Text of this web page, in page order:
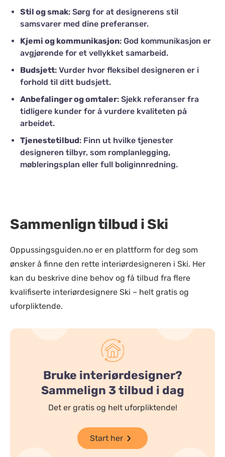
Stil og smak: Sørg for at designerens stil
samsvarer med dine preferanser.
Kjemi og kommunikasjon: God kommunikasjon er
avgjørende for et vellykket samarbeid.
Budsjett: Vurder hvor fleksibel designeren er i
forhold til ditt budsjett.
Anbefalinger og omtaler: Sjekk referanser fra
tidligere kunder for å vurdere kvaliteten på
arbeidet.
Tjenestetilbud: Finn ut hvilke tjenester
designeren tilbyr, som romplanlegging,
møbleringsplan eller full boliginnredning.
Sammenlign tilbud i Ski
Oppussingsguiden.no er en plattform for deg som
ønsker å finne den rette interiørdesigneren i Ski. Her
kan du beskrive dine behov og få tilbud fra flere
kvalifiserte interiørdesignere Ski – helt gratis og
uforpliktende.
Bruke interiørdesigner?
Sammelign 3 tilbud i dag
Det er gratis og helt uforpliktende!
Start her